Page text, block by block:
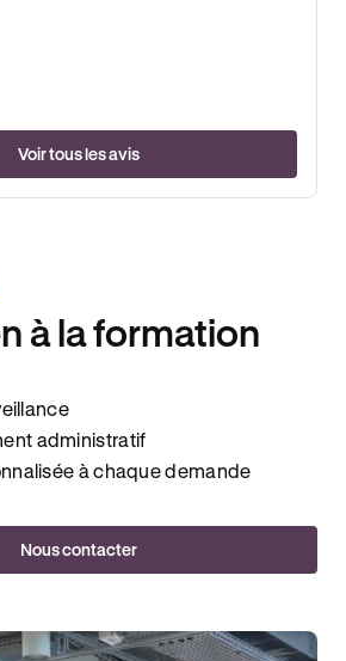
Voir tous les avis
à la formation
administratif
à chaque demande
Nous contacter